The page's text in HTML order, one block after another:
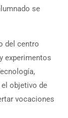
se
del centro
experimentos
objetivo de
vocaciones